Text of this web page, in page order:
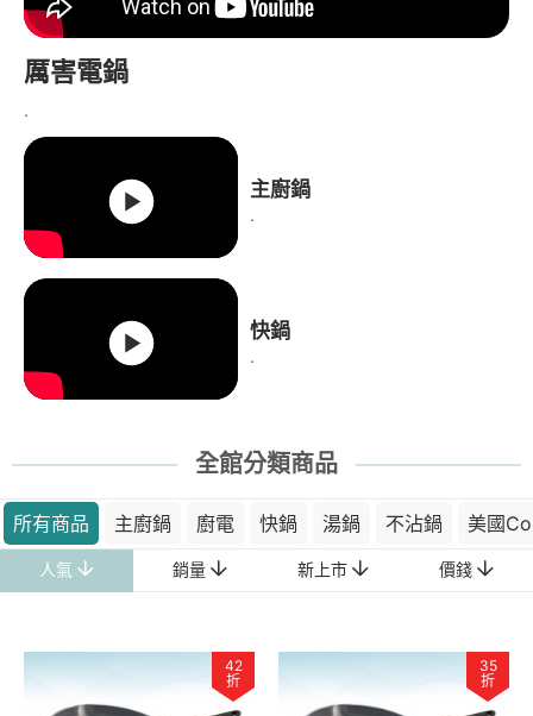
厲害電鍋
.
主廚鍋
.
快鍋
.
全館分類商品
所有商品 主廚鍋 廚電 快鍋 湯鍋 不沾鍋 美國
人氣 銷量 新上市 價錢
42
折
35
折